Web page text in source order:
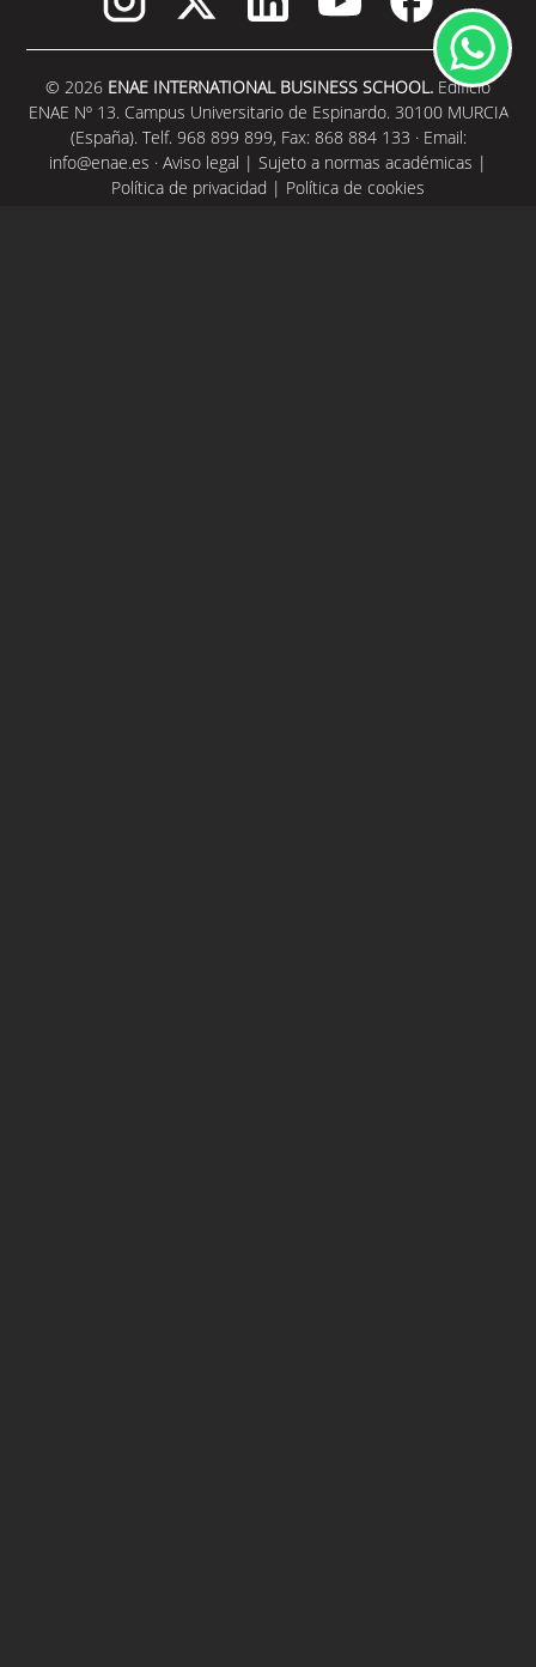
© 2026 ENAE INTERNATIONAL BUSINESS SCHOOL. Edificio
ENAE Nº 13. Campus Universitario de Espinardo. 30100 MURCIA
(España). Telf. 968 899 899, Fax: 868 884 133 · Email:
info@enae.es · Aviso legal | Sujeto a normas académicas |
Política de privacidad | Política de cookies